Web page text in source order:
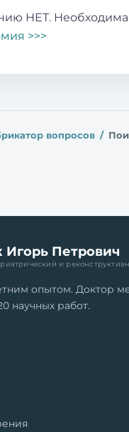
НЕТ.
>>>
вопросов
Игорь Петрович
и
опытом. Доктор
научных работ.